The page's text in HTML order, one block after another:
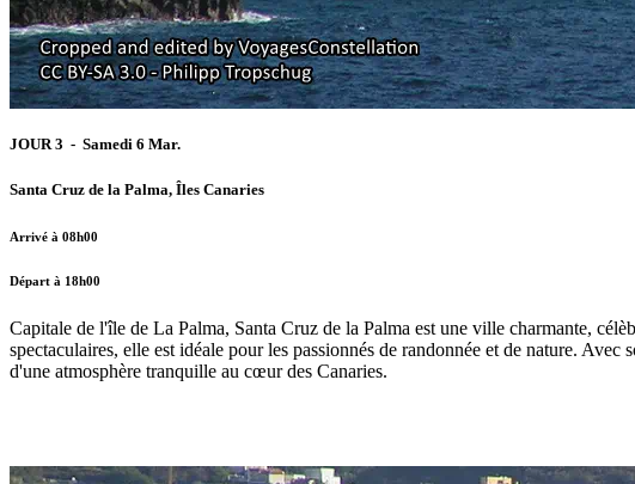
JOUR 3 - Samedi 6 Mar.
Santa Cruz de la Palma, Îles Canaries
Arrivé à 08h00
Départ à 18h00
Capitale de l'île de La Palma, Santa Cruz de la Palma est une ville charmante,
spectaculaires, elle est idéale pour les passionnés de randonnée et de nature.
d'une atmosphère tranquille au cœur des Canaries.